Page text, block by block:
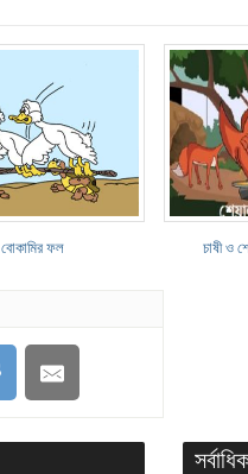
বোকামির ফল চাষী ও